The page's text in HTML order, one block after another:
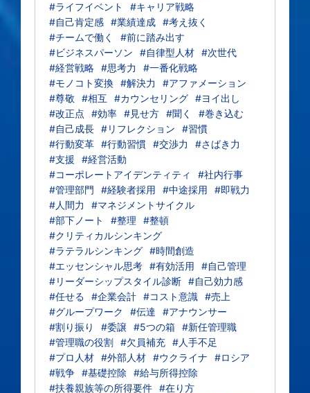
#ライフイベント
#キャリア戦略
#自己肯定感 #業績達成 #考え抜く
#チームで働く
#前に踏み出す
#ビジネスパーソン
#自律型人材 #次世代
#経営戦略 #思考力
#一番化戦略
#モノコト変換 #解決力
#アファメーション
#尊敬
#相互 #カウンセリング #ヨイ出し
#改正点
#効率 #見せ方 #聞く
#巻き込む
#自己成長 #リフレクション
#習慣
#行動変革 #行動習慣 #交渉力
#さばき力
#支援
#経営活動
#コーポレートアイデンティティ
#社内行事
#管理部門
#経験者採用 #中途採用
#即戦力
#人間力
#マネジメントサイクル
#部下ノート
#整理
#整頓
#クリティカルシンキング
#ラテラルシンキング #時間創造
#エッセンシャル思考 #有効活用
#自己管理
#リーダーシップスタイル診断 #自己効力感
#任せる
#企業会計 #コスト意識 #売上
#グループワーク
#伝達
#アナウンサー
#割り振り
#委譲 #5つの箱 #新任管理職
#管理職の役割 #欠員補充 #人手不足
#プロ人材 #外部人材 #ウクライナ
#ロシア
#戦争 #基礎控除
#給与所得控除
#扶養親族等の所得要件 #在り方